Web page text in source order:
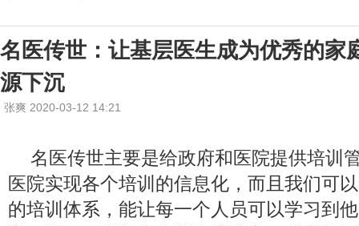
名医传世：让基层医生成为优秀的家
源下沉
张爽 2020-03-12 14:21
名医传世主要是给政府和医院提供培训
医院实现各个培训的信息化，而且我们可
的培训体系，能让每一个人员可以学习到